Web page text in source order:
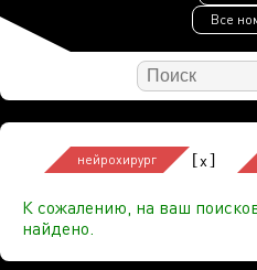
Все
нейрохирург [x]
К сожалению, на ваш
найдено.